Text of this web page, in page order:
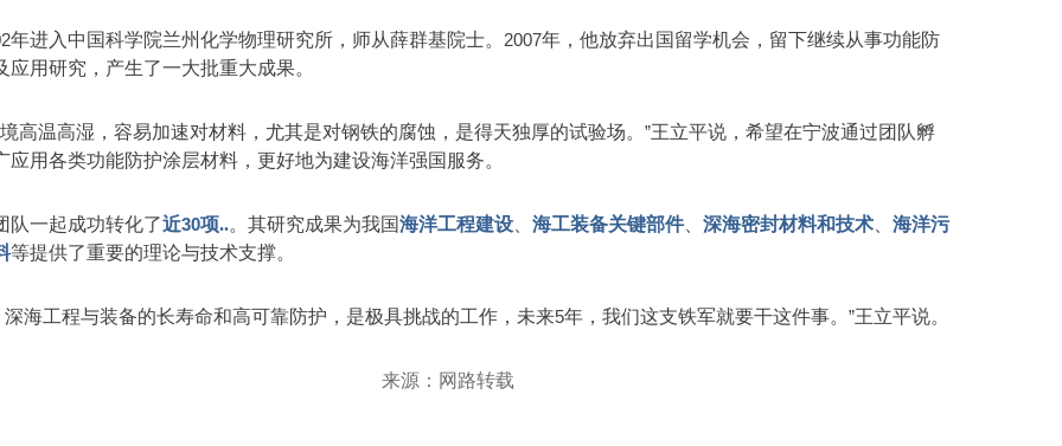
年进入中国科学院兰州化学物理研究所，师从薛群基院士。 2007年，他放弃出国留学机会，留下继续从事功能防
应用研究，产生了一大批重大成果。
高温高湿，容易加速对材料，尤其是对钢铁的腐蚀，是得天独厚的试验场。”王立平说，希望在宁波通过团队孵
应用各类功能防护涂层材料，更好地为建设海洋强国服务。
队一起成功转化了近30项..。其研究成果为我国海洋工程建设 、海工装备关键部件、深海密封材料和技术 、海洋污
等提供了重要的理论与技术支撑。
深海工程与装备的长寿命和高可靠防护，是极具挑战的工作，未来5年，我们这支铁军就要干这件事。”王立平说。
来源：网路转载